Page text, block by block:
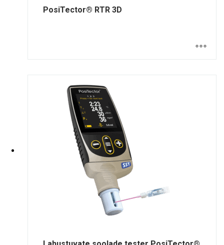
PosiTector® RTR 3D